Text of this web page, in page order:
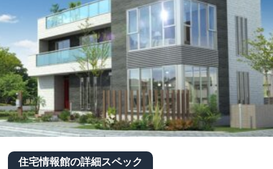
住宅情報館の詳細スペック